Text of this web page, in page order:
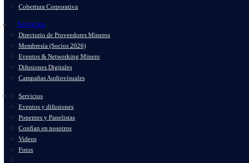
Cobertura Corporativa
Servicios
Directorio de Proveedores Mineros
Membresía (Socios 2026)
Eventos & Networking Minero
Difusiones Digitales
Campañas Audiovisuales
Servicios
Eventos y difusiones
Ponentes y Panelistas
Confían en nosotros
Videos
Fotos